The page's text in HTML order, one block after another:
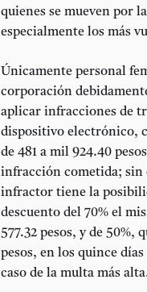
quienes se mueven por
especialmente los más
Únicamente personal
corporación
aplicar infracciones de
dispositivo electrónico,
de 481 a mil 924.40
infracción cometida; sin
infractor tiene la
descuento del 70% el
577.32 pesos, y de 50%,
pesos, en los quince
caso de la multa más